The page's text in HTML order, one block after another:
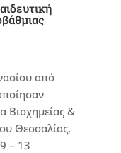
από
Βιοχημείας &
Θεσσαλίας,
– 13